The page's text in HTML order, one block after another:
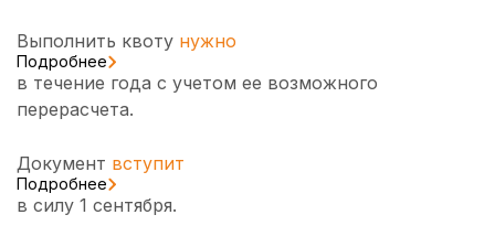
Выполнить квоту нужно
Подробнее
в течение года с учетом ее возможного
перерасчета.
Документ вступит
Подробнее
в силу 1 сентября.